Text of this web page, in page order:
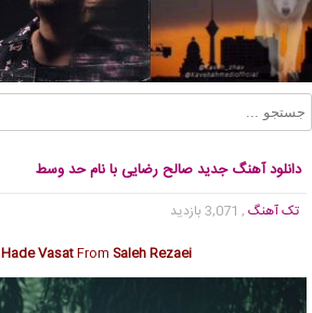
دانلود آهنگ جدید صالح رضایی با نام حد وسط
تک آهنگ , 3,071 بازدید
Hade VasatFrom Saleh Rezaei